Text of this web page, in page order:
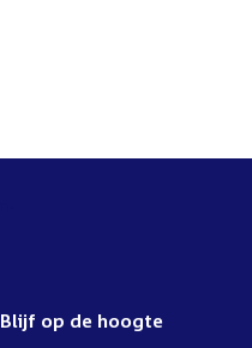
Blijf op de hoogte